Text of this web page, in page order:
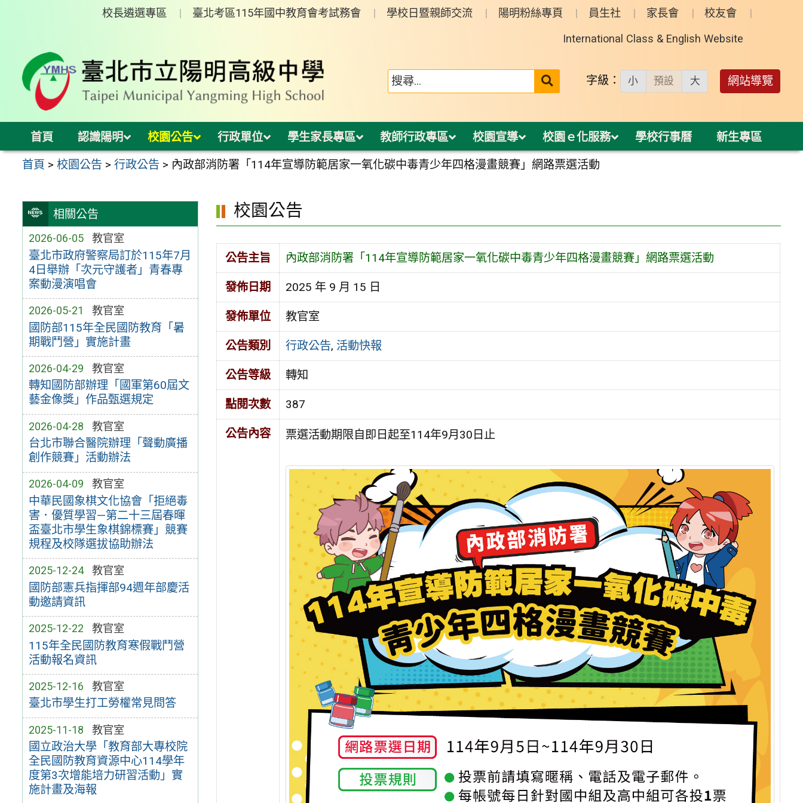
校長遴選專區 臺北考區115年國中教育會考試務會 學校日暨親師交流 陽明粉絲專頁 員生社 家長會 校友會
International Class & English Website
送出 字級： 小 預設 大 網站導覽
首頁 認識陽明 校園公告 行政單位 學生家長專區 教師行政專區 校園宣導 校園ｅ化服務 學校行事曆 新生專區
首頁 >校園公告 >行政公告 > 內政部消防署「114年宣導防範居家一氧化碳中毒青少年四格漫畫競賽」網路票選活動
相關公告
2026-06-05 教官室
臺北市政府警察局訂於115年7月
4日舉辦「次元守護者」青春專
案動漫演唱會
2026-05-21 教官室
國防部115年全民國防教育「暑
期戰鬥營」實施計畫
2026-04-29 教官室
轉知國防部辦理「國軍第60屆文
藝金像獎」作品甄選規定
2026-04-28 教官室
台北市聯合醫院辦理「聲動廣播
創作競賽」活動辦法
2026-04-09 教官室
中華民國象棋文化協會「拒絕毒
害．優質學習—第二十三屆春暉
盃臺北市學生象棋錦標賽」競賽
規程及校隊選拔協助辦法
2025-12-24 教官室
國防部憲兵指揮部94週年部慶活
動邀請資訊
2025-12-22 教官室
115年全民國防教育寒假戰鬥營
活動報名資訊
2025-12-16 教官室
臺北市學生打工勞權常見問答
2025-11-18 教官室
國立政治大學「教育部大專校院
全民國防教育資源中心114學年
度第3次增能培力研習活動」實
施計畫及海報
校園公告
公告主旨 內政部消防署「114年宣導防範居家一氧化碳中毒青少年四格漫畫競賽」網路票選活動
發佈日期 2025 年 9 月 15 日
發佈單位 教官室
公告類別 行政公告, 活動快報
公告等級 轉知
點閱次數 387
公告內容 票選活動期限自即日起至114年9月30日止